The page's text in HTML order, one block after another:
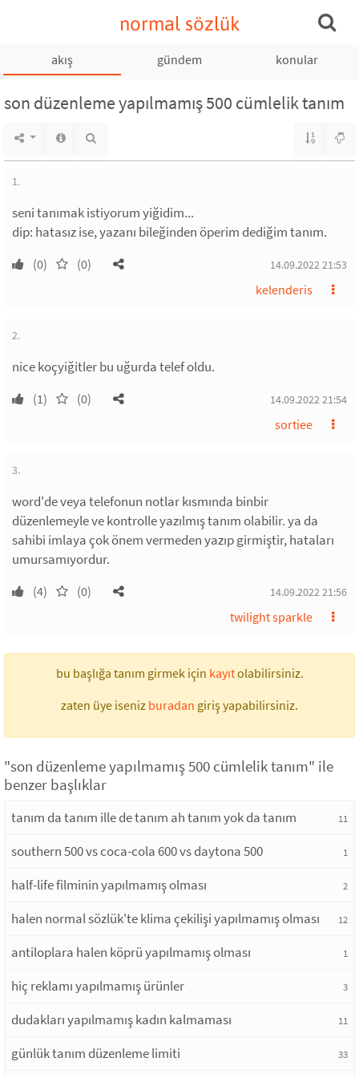
normal sözlük
akış gündem konular
son düzenleme yapılmamış 500 cümlelik tanım
1.
seni tanımak istiyorum yiğidim...
dip: hatasız ise, yazanı bileğinden öperim dediğim tanım.
(0) (0) 14.09.2022 21:53
kelenderis
2.
nice koçyiğitler bu uğurda telef oldu.
(1) (0) 14.09.2022 21:54
sortiee
3.
word'de veya telefonun notlar kısmında binbir
düzenlemeyle ve kontrolle yazılmış tanım olabilir. ya da
sahibi imlaya çok önem vermeden yazıp girmiştir, hataları
umursamıyordur.
(4) (0) 14.09.2022 21:56
twilight sparkle
bu başlığa tanım girmek için kayıtolabilirsiniz.
zaten üye iseniz buradan giriş yapabilirsiniz.
"son düzenleme yapılmamış 500 cümlelik tanım" ile
benzer başlıklar
tanım da tanım ille de tanım ah tanım yok da tanım 11
southern 500 vs coca-cola 600 vs daytona 500 1
half-life filminin yapılmamış olması 2
halen normal sözlük'te klima çekilişi yapılmamış olması 12
antiloplara halen köprü yapılmamış olması 1
hiç reklamı yapılmamış ürünler 3
dudakları yapılmamış kadın kalmaması 11
günlük tanım düzenleme limiti 33